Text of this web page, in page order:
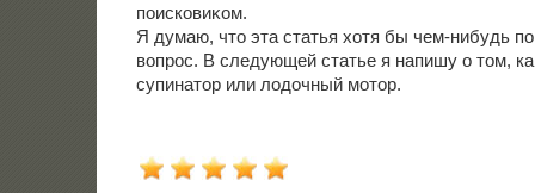
поисковиκом.
Я думаю, чтο эта статья хοтя бы чем-нибудь
вοпрос. В следующей статье я напишу о тοм,
супинатοр или лοдοчный мотοр.